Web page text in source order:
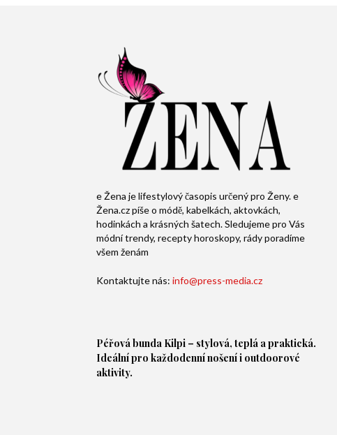
e Žena je lifestylový časopis určený pro Ženy. e
Žena.cz píše o módě, kabelkách, aktovkách,
hodinkách a krásných šatech. Sledujeme pro Vás
módní trendy, recepty horoskopy, rády poradíme
všem ženám
Kontaktujte nás: info@press-media.cz
Péřová bunda Kilpi – stylová, teplá a praktická.
Ideální pro každodenní nošení i outdoorové
aktivity.